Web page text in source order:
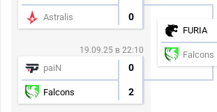
Astralis 0
19.09.25 в 22:10
paiN 0
Falcons 2
FURIA
Falcons